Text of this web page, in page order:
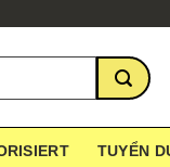
TUYỂN